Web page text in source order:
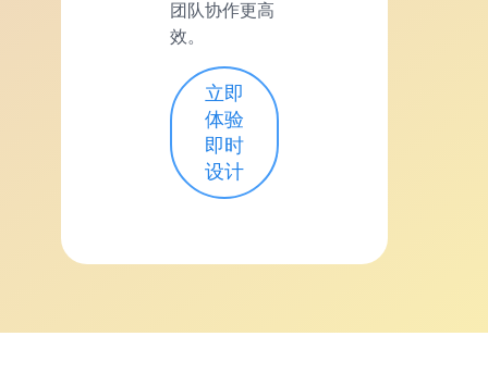
团队协作更高
效。
立即
体验
即时
设计